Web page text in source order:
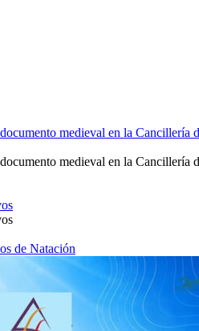
medieval en la Cancillería
medieval en la Cancillería
de Natación